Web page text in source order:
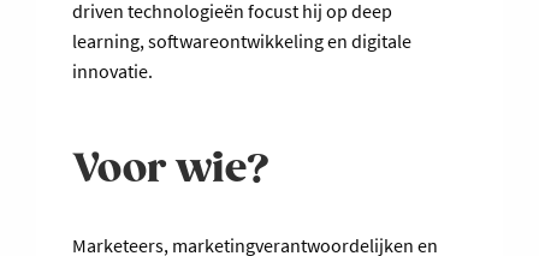
driven technologieën focust hij op deep
learning, softwareontwikkeling en digitale
innovatie.
Voor wie?
Marketeers, marketingverantwoordelijken en